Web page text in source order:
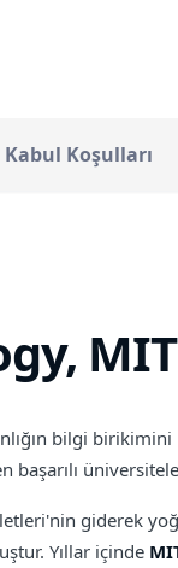
Kabul Koşulları
MIT
bilgi
başarılı
giderek
Yıllar içinde